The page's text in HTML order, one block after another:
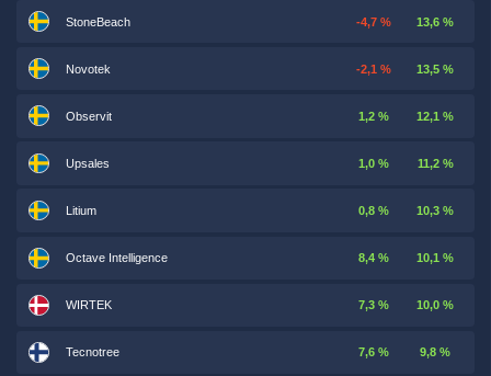
StoneBeach -4,7 % 13,6 %
Novotek -2,1 % 13,5 %
Observit 1,2 % 12,1 %
Upsales 1,0 % 11,2 %
Litium 0,8 % 10,3 %
Octave Intelligence 8,4 % 10,1 %
WIRTEK 7,3 % 10,0 %
Tecnotree 7,6 % 9,8 %